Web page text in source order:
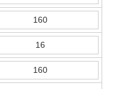
160
16
160